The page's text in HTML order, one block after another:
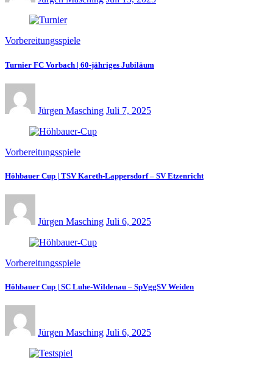
Vorbereitungsspiele
Turnier FC Vorbach | 60-jähriges Jubiläum
Jürgen Masching Juli 7, 2025
Vorbereitungsspiele
Höhbauer Cup | TSV Kareth-Lappersdorf – SV Etzenricht
Jürgen Masching Juli 6, 2025
Vorbereitungsspiele
Höhbauer Cup | SC Luhe-Wildenau – SpVggSV Weiden
Jürgen Masching Juli 6, 2025